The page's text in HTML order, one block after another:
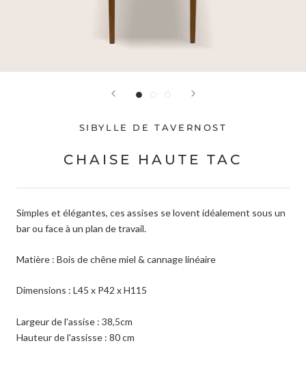
SIBYLLE DE TAVERNOST
CHAISE HAUTE TAC
Simples et élégantes, ces assises se lovent idéalement sous un
bar ou face à un plan de travail.
Matière : Bois de chêne miel & cannage linéaire
Dimensions : L45 x P42 x H115
Largeur de l'assise : 38,5cm
Hauteur de l'assisse : 80 cm